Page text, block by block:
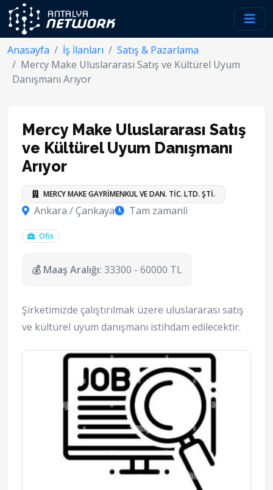
Anasayfa İş İlanları
Satış & Pazarlama
Mercy Make Uluslararası Satış ve Kültürel Uyum
Danışmanı Arıyor
Mercy Make Uluslararası Satış
ve Kültürel Uyum Danışmanı
Arıyor
MERCY MAKE GAYRİMENKUL VE DAN. TİC. LTD. ŞTİ.
Ankara / Çankaya Tam zamanli
Ofis
💰 Maaş Aralığı: 33300 - 60000 TL
Şirketimizde çalıştırılmak üzere uluslararası satış
ve kültürel uyum danışmanı istihdam edilecektir.